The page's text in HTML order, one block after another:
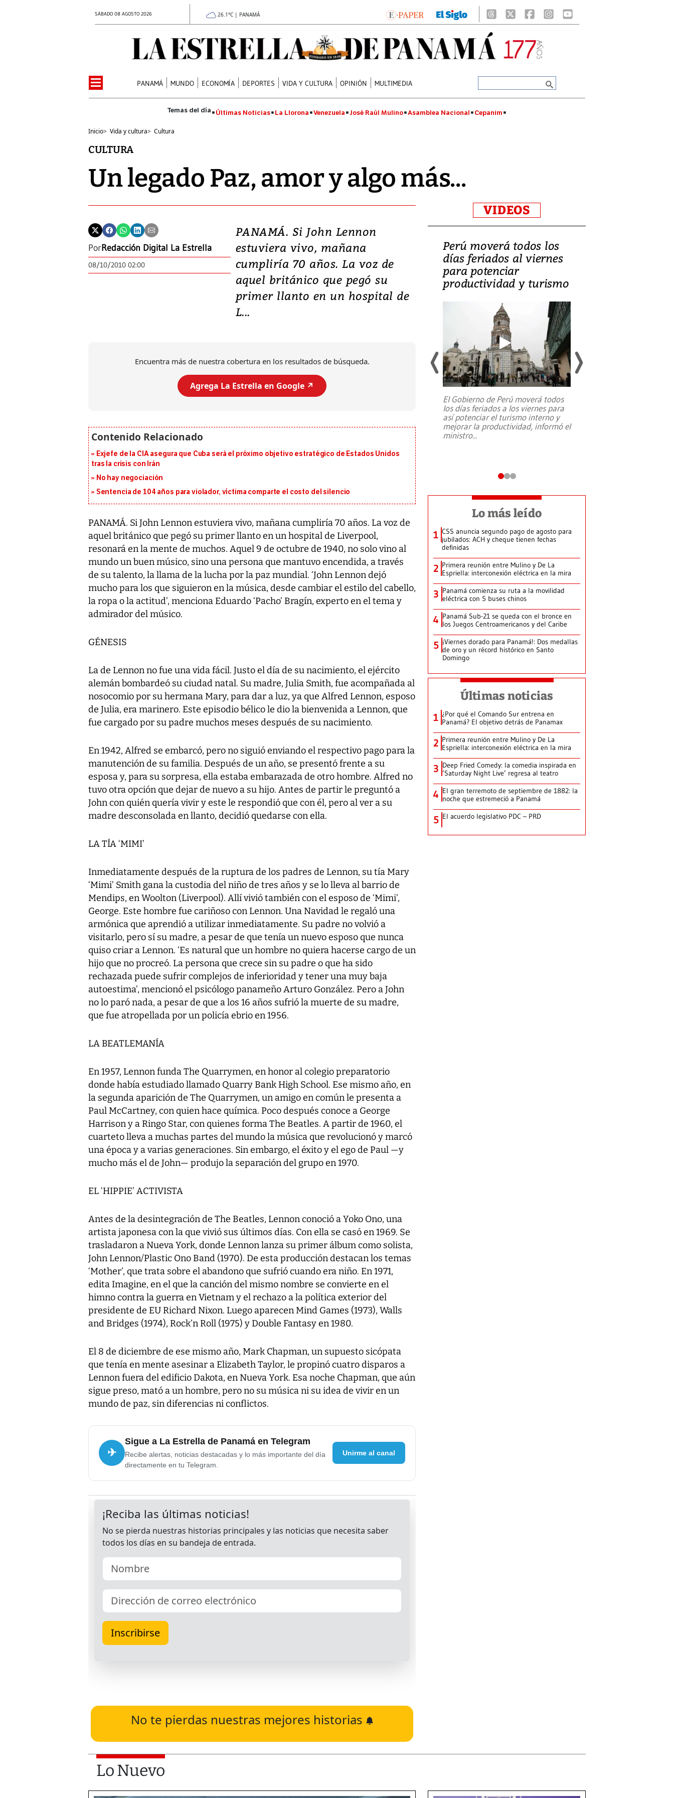
SÁBADO 08 AGOSTO 2026 26.1°C | PANAMÁ
PANAMÁ MUNDO ECONOMÍA DEPORTES VIDA Y CULTURA OPINIÓN MULTIMEDIA
Últimas Noticias La Llorona Venezuela José Raúl Mulino Asamblea Nacional Cepanim
Inicio> Vida y cultura> Cultura
CULTURA
Un legado Paz, amor y algo más...
PorRedacción Digital La Estrella
08/10/2010 02:00
PANAMÁ. Si John Lennon
estuviera vivo, mañana
cumpliría 70 años. La voz de
aquel británico que pegó su
primer llanto en un hospital de
L...
Encuentra más de nuestra cobertura en los resultados de búsqueda.
Agrega La Estrella en Google ↗️
Exjefe de la CIA asegura que Cuba será el próximo objetivo estratégico de Estados Unidos
tras la crisis con Irán
No hay negociación
Sentencia de 104 años para violador, víctima comparte el costo del silencio
PANAMÁ. Si John Lennon estuviera vivo, mañana cumpliría 70 años. La voz de
aquel británico que pegó su primer llanto en un hospital de Liverpool,
resonará en la mente de muchos. Aquel 9 de octubre de 1940, no solo vino al
mundo un buen músico, sino una persona que mantuvo encendida, a través
de su talento, la llama de la lucha por la paz mundial. ‘John Lennon dejó
mucho para los que siguieron en la música, desde cambiar el estilo del cabello,
la ropa o la actitud’, menciona Eduardo ‘Pacho’ Bragín, experto en el tema y
admirador del músico.
GÉNESIS
La de Lennon no fue una vida fácil. Justo el día de su nacimiento, el ejército
alemán bombardeó su ciudad natal. Su madre, Julia Smith, fue acompañada al
nosocomio por su hermana Mary, para dar a luz, ya que Alfred Lennon, esposo
de Julia, era marinero. Este episodio bélico le dio la bienvenida a Lennon, que
fue cargado por su padre muchos meses después de su nacimiento.
En 1942, Alfred se embarcó, pero no siguió enviando el respectivo pago para la
manutención de su familia. Después de un año, se presentó frente a su
esposa y, para su sorpresa, ella estaba embarazada de otro hombre. Alfred no
tuvo otra opción que dejar de nuevo a su hijo. Antes de partir le preguntó a
John con quién quería vivir y este le respondió que con él, pero al ver a su
madre desconsolada en llanto, decidió quedarse con ella.
LA TÍA ‘MIMI’
Inmediatamente después de la ruptura de los padres de Lennon, su tía Mary
‘Mimi’ Smith gana la custodia del niño de tres años y se lo lleva al barrio de
Mendips, en Woolton (Liverpool). Allí vivió también con el esposo de ‘Mimi’,
George. Este hombre fue cariñoso con Lennon. Una Navidad le regaló una
armónica que aprendió a utilizar inmediatamente. Su padre no volvió a
visitarlo, pero sí su madre, a pesar de que tenía un nuevo esposo que nunca
quiso criar a Lennon. ‘Es natural que un hombre no quiera hacerse cargo de un
hijo que no procreó. La persona que crece sin su padre o que ha sido
rechazada puede sufrir complejos de inferioridad y tener una muy baja
autoestima’, mencionó el psicólogo panameño Arturo González. Pero a John
no lo paró nada, a pesar de que a los 16 años sufrió la muerte de su madre,
que fue atropellada por un policía ebrio en 1956.
LA BEATLEMANÍA
En 1957, Lennon funda The Quarrymen, en honor al colegio preparatorio
donde había estudiado llamado Quarry Bank High School. Ese mismo año, en
la segunda aparición de The Quarrymen, un amigo en común le presenta a
Paul McCartney, con quien hace química. Poco después conoce a George
Harrison y a Ringo Star, con quienes forma The Beatles. A partir de 1960, el
cuarteto lleva a muchas partes del mundo la música que revolucionó y marcó
una época y a varias generaciones. Sin embargo, el éxito y el ego de Paul —y
mucho más el de John— produjo la separación del grupo en 1970.
EL ‘HIPPIE’ ACTIVISTA
Antes de la desintegración de The Beatles, Lennon conoció a Yoko Ono, una
artista japonesa con la que vivió sus últimos días. Con ella se casó en 1969. Se
trasladaron a Nueva York, donde Lennon lanza su primer álbum como solista,
John Lennon/Plastic Ono Band (1970). De esta producción destacan los temas
‘Mother’, que trata sobre el abandono que sufrió cuando era niño. En 1971,
edita Imagine, en el que la canción del mismo nombre se convierte en el
himno contra la guerra en Vietnam y el rechazo a la política exterior del
presidente de EU Richard Nixon. Luego aparecen Mind Games (1973), Walls
and Bridges (1974), Rock’n Roll (1975) y Double Fantasy en 1980.
El 8 de diciembre de ese mismo año, Mark Chapman, un supuesto sicópata
que tenía en mente asesinar a Elizabeth Taylor, le propinó cuatro disparos a
Lennon fuera del edificio Dakota, en Nueva York. Esa noche Chapman, que aún
sigue preso, mató a un hombre, pero no su música ni su idea de vivir en un
mundo de paz, sin diferencias ni conflictos.
✈
Sigue a La Estrella de Panamá en Telegram
Recibe alertas, noticias destacadas y lo más importante del día
directamente en tu Telegram.
Unirme al canal
No te pierdas nuestras mejores historias
VIDEOS
Video: Lula lanza su
candidatura con
promesas de inversión
en defensa, educación y
tierras raras
presidente de Brasil, Luiz Inácio Lula
candidatura
Perú moverá todos los
días feriados al viernes
para potenciar
productividad y turismo
El Gobierno de Perú moverá todos
los días feriados a los viernes para
así potenciar el turismo interno y
mejorar la productividad, informó el
ministro...
Lo más leído
1 CSS anuncia segundo pago de agosto para
jubilados: ACH y cheque tienen fechas
definidas
2 Primera reunión entre Mulino y De La
Espriella: interconexión eléctrica en la mira
3 Panamá comienza su ruta a la movilidad
eléctrica con 5 buses chinos
4 Panamá Sub-21 se queda con el bronce en
los Juegos Centroamericanos y del Caribe
5 ¡Viernes dorado para Panamá!: Dos medallas
de oro y un récord histórico en Santo
Domingo
Últimas noticias
1 ¿Por qué el Comando Sur entrena en
Panamá? El objetivo detrás de Panamax
2 Primera reunión entre Mulino y De La
Espriella: interconexión eléctrica en la mira
3 Deep Fried Comedy: la comedia inspirada en
‘Saturday Night Live’ regresa al teatro
4 El gran terremoto de septiembre de 1882: la
noche que estremeció a Panamá
5 El acuerdo legislativo PDC – PRD
Lo Nuevo